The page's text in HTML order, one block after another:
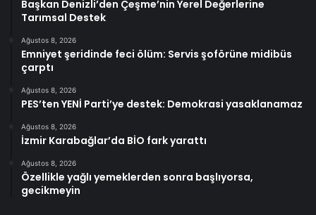
Başkan Denizli’den Çeşme’nin Yerel Değerlerine
Tarımsal Destek
Ağustos 8, 2026
Emniyet şeridinde feci ölüm: Servis şoförüne midibüs
çarptı
Ağustos 8, 2026
PES’ten YENİ Parti’ye destek: Demokrasi yasaklanamaz
Ağustos 8, 2026
İzmir Karabağlar’da BİO fark yarattı
Ağustos 8, 2026
Özellikle yağlı yemeklerden sonra başlıyorsa,
gecikmeyin